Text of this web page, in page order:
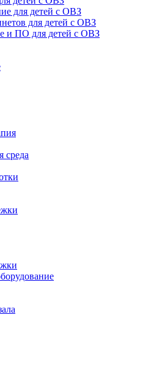
для детей с ОВЗ
для детей с ОВЗ
и ПО для детей с ОВЗ
среда